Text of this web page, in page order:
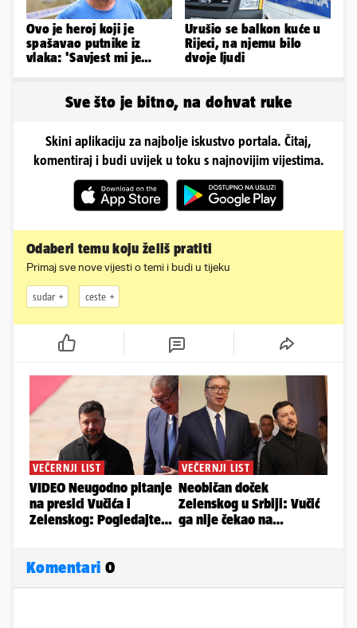
Ovo je heroj koji je
spašavao putnike iz
vlaka: 'Savjest mi je
Urušio se balkon kuće u
Rijeci, na njemu bilo
dvoje ljudi
Sve što je bitno, na dohvat ruke
Skini aplikaciju za najbolje iskustvo portala. Čitaj,
komentiraj i budi uvijek u toku s najnovijim vijestima.
Odaberi temu koju želiš pratiti
Primaj sve nove vijesti o temi i budi u tijeku
sudar ceste
Komentari 0